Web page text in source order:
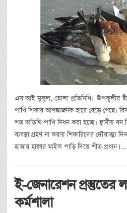
এস আই মুকুল, ভোলা প্রতিনিধি॥ উপকূলীয়
পাখি শিকার আশঙ্কাজনক হারে বেড়ে গেছে।
শত অতিথি পাখি নিধন করা হচ্ছে। স্থানীয়
ব্যবস্থা গ্রহণ না করায় শিকারিদের দৌরাত্ম্য
হাজার হাজার মাইল পাড়ি দিয়ে শীত প্রধান
ই-জেনারেশন প্রস্তুতের
কর্মশালা